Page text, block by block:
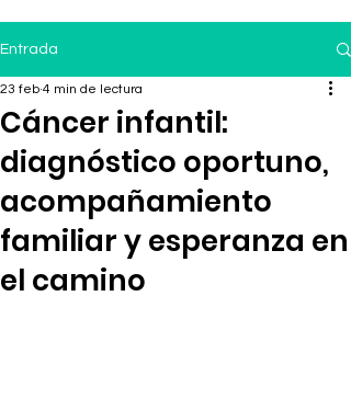
Entrada
Cáncer infantil:
diagnóstico oportuno,
acompañamiento
familiar y esperanza en
el camino
23 feb 4 min de lectura